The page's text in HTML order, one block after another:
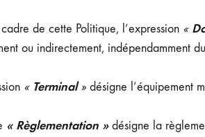
de cette Politique, l’expression «
ou indirectement, indépendamment
« Terminal» désigne l’équipement
« Règlementation »désigne la